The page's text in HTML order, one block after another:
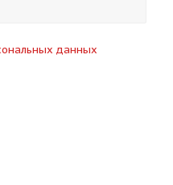
данных